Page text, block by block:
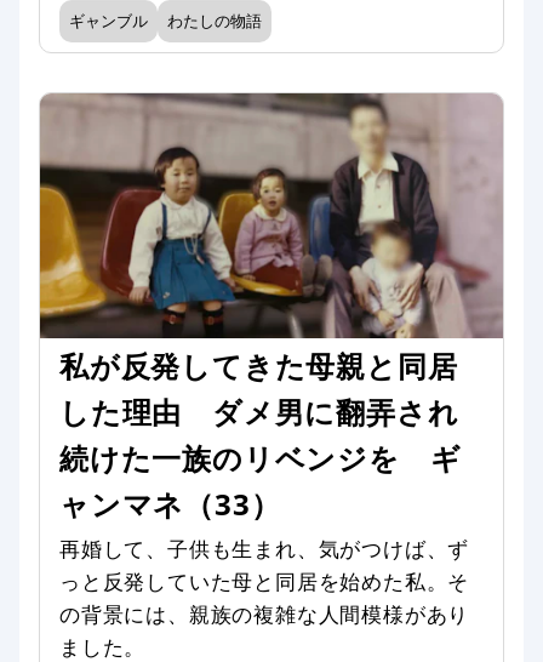
ギャンブル わたしの物語
私が反発してきた母親と同居
した理由 ダメ男に翻弄され
続けた一族のリベンジを ギ
ャンマネ（33）
再婚して、子供も生まれ、気がつけば、ず
っと反発していた母と同居を始めた私。そ
の背景には、親族の複雑な人間模様があり
ました。